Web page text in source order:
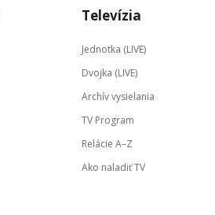
Televízia
Jednotka (LIVE)
Dvojka (LIVE)
Archív vysielania
TV Program
Relácie A–Z
Ako naladiť TV